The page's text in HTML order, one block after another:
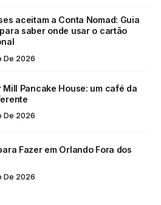
aceitam a Conta Nomad: Guia
saber onde usar o cartão
De 2026
Mill Pancake House: um café da
De 2026
Fazer em Orlando Fora dos
De 2026